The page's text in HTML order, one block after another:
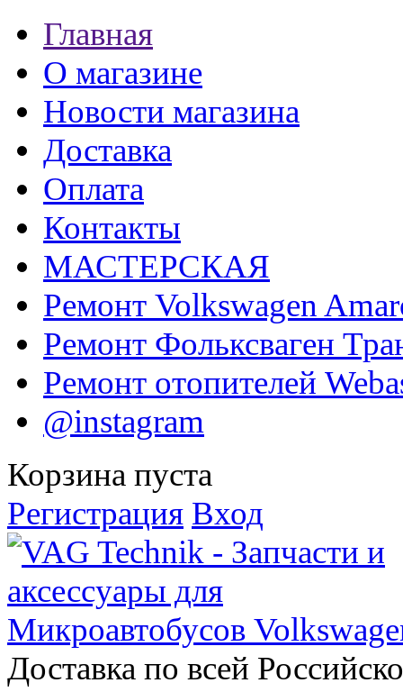
Главная
О магазине
Новости магазина
Доставка
Оплата
Контакты
МАСТЕРСКАЯ
Ремонт Volkswagen
Ремонт Фольксваген
Ремонт отопителей
@instagram
Корзина пуста
Регистрация Вход
Доставка по всей